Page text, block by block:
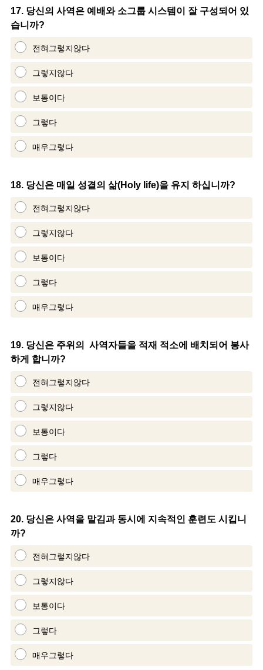
Question
Title
17. 당신의 사역은 예배와 소그룹 시스템이 잘 구성되어 있
습니까?
전혀그렇지않다
그렇지않다
보통이다
그렇다
매우그렇다
Question
Title
18. 당신은 매일 성결의 삶(Holy life)을 유지 하십니까?
전혀그렇지않다
그렇지않다
보통이다
그렇다
매우그렇다
Question
Title
19. 당신은 주위의 사역자들을 적재 적소에 배치되어 봉사
하게 합니까?
전혀그렇지않다
그렇지않다
보통이다
그렇다
매우그렇다
Question
Title
20. 당신은 사역을 맡김과 동시에 지속적인 훈련도 시킵니
까?
전혀그렇지않다
그렇지않다
보통이다
그렇다
매우그렇다